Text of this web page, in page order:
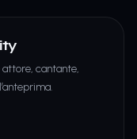
cantante,